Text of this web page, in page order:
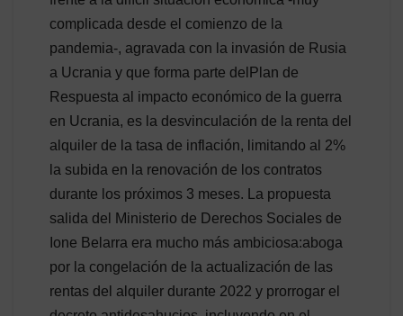
complicada desde el comienzo de la
pandemia-, agravada con la invasión de Rusia
a Ucrania y que forma parte delPlan de
Respuesta al impacto económico de la guerra
en Ucrania, es la desvinculación de la renta del
alquiler de la tasa de inflación, limitando al 2%
la subida en la renovación de los contratos
durante los próximos 3 meses. La propuesta
salida del Ministerio de Derechos Sociales de
Ione Belarra era mucho más ambiciosa:aboga
por la congelación de la actualización de las
rentas del alquiler durante 2022 y prorrogar el